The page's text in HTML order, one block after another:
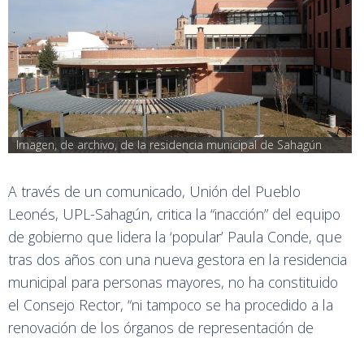
Imagen, de archivo, de la residencia municipal de Sahagún
A través de un comunicado, Unión del Pueblo
Leonés, UPL-Sahagún, critica la “inacción” del equipo
de gobierno que lidera la ‘popular’ Paula Conde, que
tras dos años con una nueva gestora en la residencia
municipal para personas mayores, no ha constituido
el Consejo Rector, “ni tampoco se ha procedido a la
renovación de los órganos de representación de